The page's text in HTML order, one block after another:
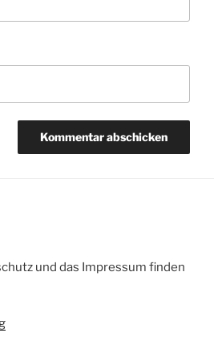
und das Impressum finden